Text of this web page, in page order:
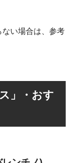
ない場合は、参考
」・おす